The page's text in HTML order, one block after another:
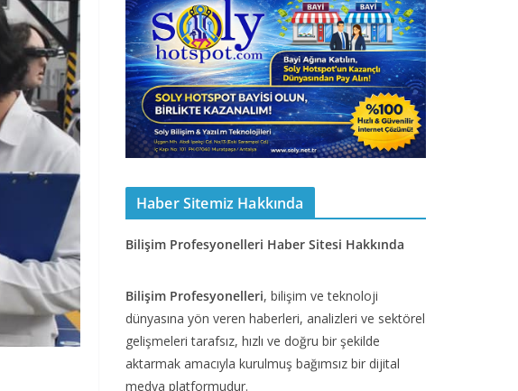
Haber Sitemiz Hakkında
Bilişim Profesyonelleri Haber Sitesi Hakkında
Bilişim Profesyonelleri, bilişim ve teknoloji
dünyasına yön veren haberleri, analizleri ve sektörel
gelişmeleri tarafsız, hızlı ve doğru bir şekilde
aktarmak amacıyla kurulmuş bağımsız bir dijital
medya platformudur.